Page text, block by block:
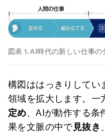
図表 1. AI時代の新しい仕事の
構図ははっきりしてい
領域を拡大します。一
定め、AIが動作する条
果を文脈の中で見抜き